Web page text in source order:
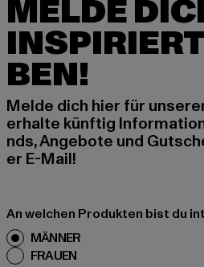
MELDE
BEN!
Melde dich hier für
erhalte künftig
nds, Angebote und
er E-Mail!
An welchen Produkten bist du
MÄNNER
FRAUEN